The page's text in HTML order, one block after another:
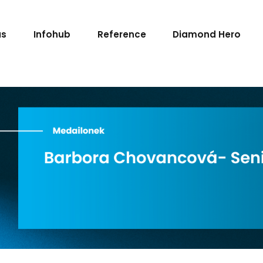
Infohub Reference Diamond Hero
Dell divize v